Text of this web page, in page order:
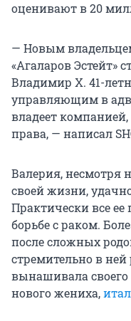
оценивают в 20
— Новым
«Агаларов Эстейт»
Владимир Х. 41-
управляющим в
владеет
права, — написал
Валерия, несмотря
своей жизни,
Практически все
борьбе с раком.
после сложных
стремительно в ней
вынашивала своего
нового жениха,